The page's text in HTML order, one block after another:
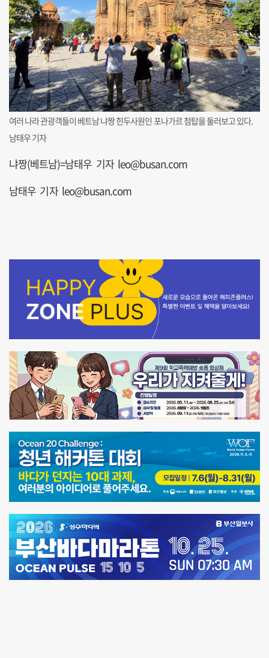
여러 나라 관광객들이 베트남 냐짱 힌두사원인 포나가르 첨탑을 둘러보고 있다.
남태우 기자
냐짱(베트남)=남태우 기자 leo@busan.com
남태우 기자 leo@busan.com